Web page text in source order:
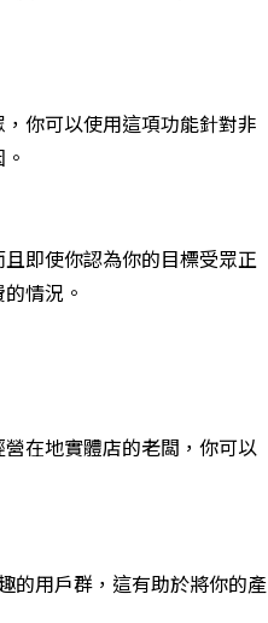
你可以使用這項功能針對非
即使你認為你的目標受眾正
情況。
在地實體店的老闆，你可以
的用戶群，這有助於將你的產